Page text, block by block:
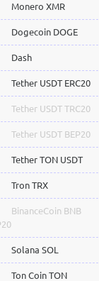
Monero XMR
Dogecoin DOGE
Dash
Tether USDT ERC20
Tether USDT TRC20
Tether USDT BEP20
Tether TON USDT
Tron TRX
BinanceCoin BNB
Solana SOL
Ton Coin TON